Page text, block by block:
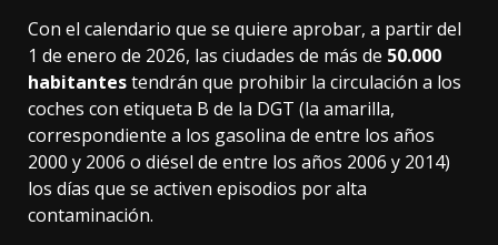
Con el calendario que se quiere aprobar, a partir del
1 de enero de 2026, las ciudades de más de 50.000
habitantestendrán que prohibir la circulación a los
coches con etiqueta B de la DGT (la amarilla,
correspondiente a los gasolina de entre los años
2000 y 2006 o diésel de entre los años 2006 y 2014)
los días que se activen episodios por alta
contaminación.